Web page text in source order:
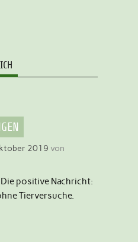
2019 von
positive Nachricht:
Tierversuche.